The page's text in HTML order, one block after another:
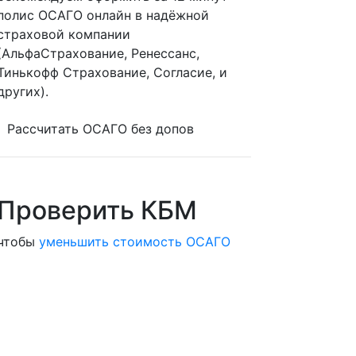
ОСАГО онлайн в надёжной
компании
Ренессанс,
Страхование, Согласие, и
Рассчитать ОСАГО без допов
КБМ
уменьшить стоимость ОСАГО